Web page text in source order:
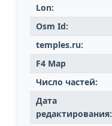
Lon:
Osm Id:
temples.ru:
F4 Map
Число частей:
Дата
редактирования: